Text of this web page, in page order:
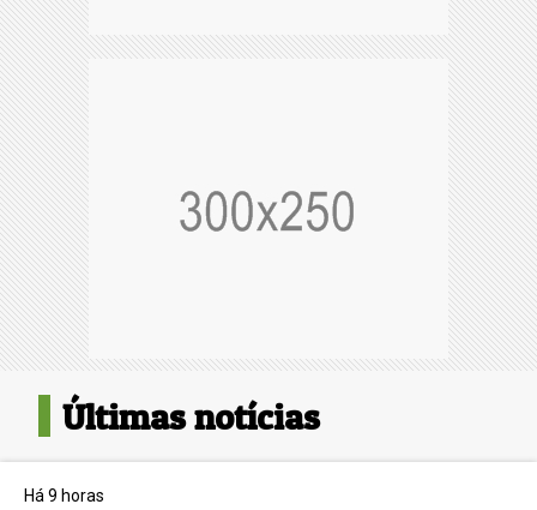
Últimas notícias
Há 9 horas